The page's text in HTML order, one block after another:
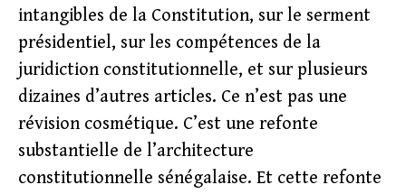
intangibles de la Constitution, sur le serment
présidentiel, sur les compétences de la
juridiction constitutionnelle, et sur plusieurs
dizaines d’autres articles. Ce n’est pas une
révision cosmétique. C’est une refonte
substantielle de l’architecture
constitutionnelle sénégalaise. Et cette refonte